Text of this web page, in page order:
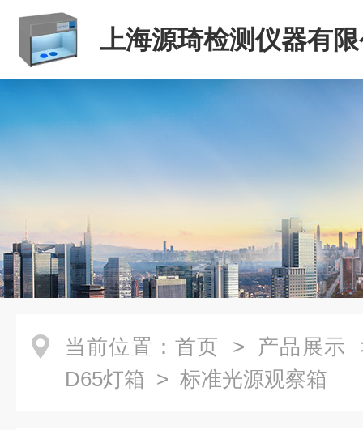
上海源琦检测仪器有
当前位置： 首页 > 产品展示
D65灯箱 > 标准光源观察箱